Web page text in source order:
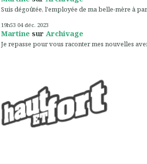
Suis dégoûtée, l'employée de ma belle-mère à
19h53 04 déc. 2023
Martine sur Archivage
Je repasse pour vous raconter mes nouvelles